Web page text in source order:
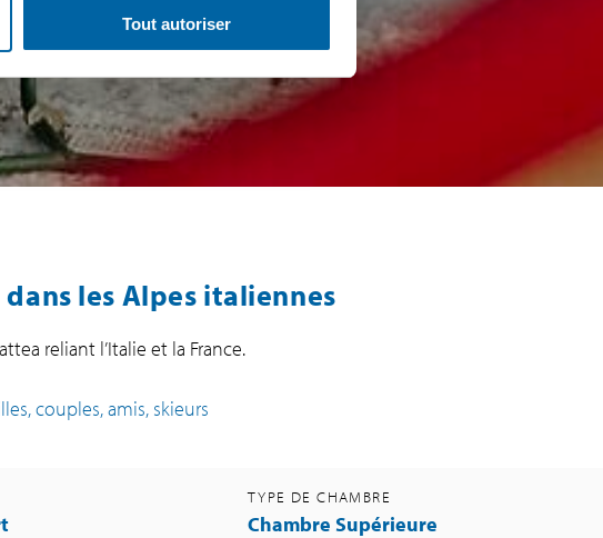
Tout autoriser
les Alpes italiennes
reliant l’Italie et la France.
couples, amis, skieurs
TYPE DE CHAMBRE
Chambre Supérieure